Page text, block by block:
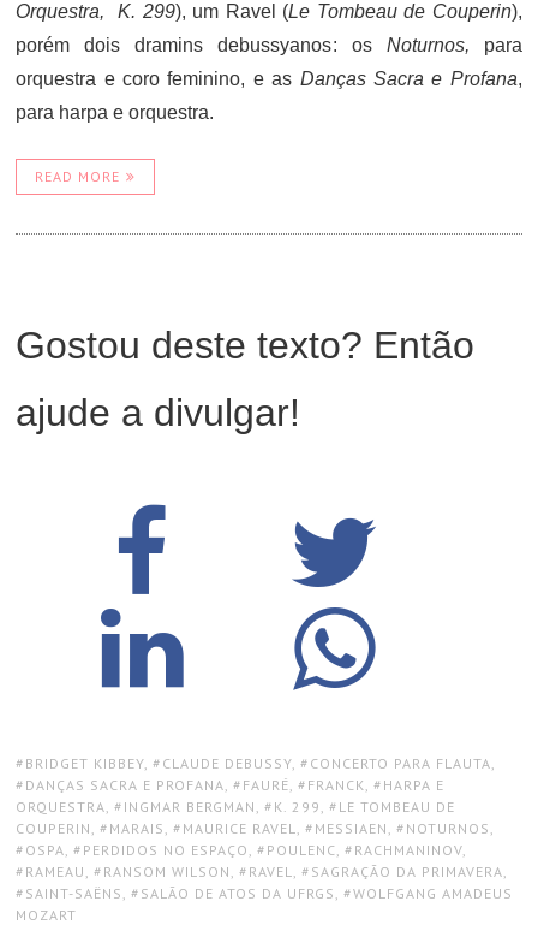
Orquestra, K. 299), um Ravel (Le Tombeau de Couperin),
porém dois dramins debussyanos: os Noturnos, para
orquestra e coro feminino, e as Danças Sacra e Profana,
para harpa e orquestra.
READ MORE
Gostou deste texto? Então
ajude a divulgar!
TAGS:
BRIDGET KIBBEY, CLAUDE DEBUSSY, CONCERTO PARA FLAUTA,
DANÇAS SACRA E PROFANA, FAURÉ, FRANCK, HARPA E
ORQUESTRA, INGMAR BERGMAN , K. 299 , LE TOMBEAU DE
COUPERIN , MARAIS , MAURICE RAVEL, MESSIAEN , NOTURNOS ,
OSPA, PERDIDOS NO ESPAÇO , POULENC, RACHMANINOV,
RAMEAU , RANSOM WILSON , RAVEL, SAGRAÇÃO DA PRIMAVERA,
SAINT-SAËNS , SALÃO DE ATOS DA UFRGS , WOLFGANG AMADEUS
MOZART